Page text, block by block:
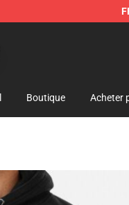
Boutique Acheter